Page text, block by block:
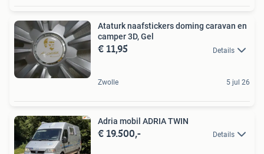
Ataturk naafstickers doming caravan en
camper 3D, Gel
€ 11,95 Details
Zwolle 5 jul 26
Adria mobil ADRIA TWIN
€ 19.500,- Details